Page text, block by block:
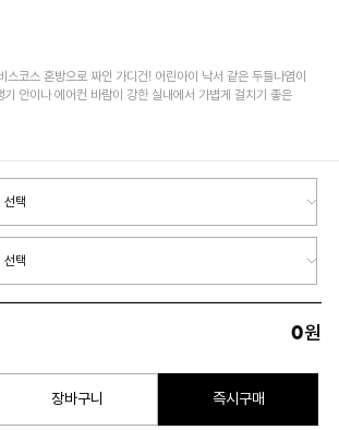
스코스 혼방으로 짜인 가디건! 어린아이 낙서 같은 두들나염이
안이나 에어컨 바람이 강한 실내에서 가볍게 걸치기 좋은
0원
장바구니 즉시구매